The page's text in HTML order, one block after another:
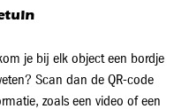
je bij elk object een bordje
Scan dan de QR-code
zoals een video of een